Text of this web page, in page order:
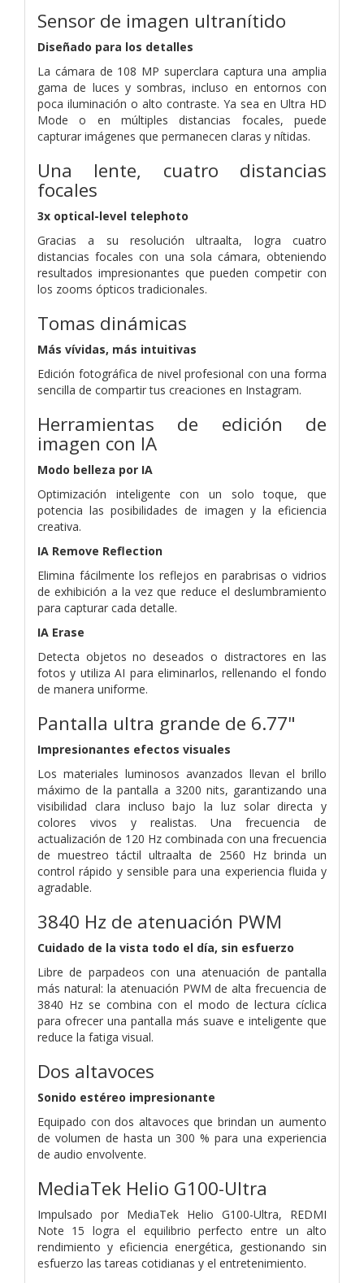
Sensor de imagen ultranítido
Diseñado para los detalles
La cámara de 108 MP superclara captura una amplia
gama de luces y sombras, incluso en entornos con
poca iluminación o alto contraste. Ya sea en Ultra HD
Mode o en múltiples distancias focales, puede
capturar imágenes que permanecen claras y nítidas.
Una lente, cuatro distancias
focales
3x optical-level telephoto
Gracias a su resolución ultraalta, logra cuatro
distancias focales con una sola cámara, obteniendo
resultados impresionantes que pueden competir con
los zooms ópticos tradicionales.
Tomas dinámicas
Más vívidas, más intuitivas
Edición fotográfica de nivel profesional con una forma
sencilla de compartir tus creaciones en Instagram.
Herramientas de edición de
imagen con IA
Modo belleza por IA
Optimización inteligente con un solo toque, que
potencia las posibilidades de imagen y la eficiencia
creativa.
IA Remove Reflection
Elimina fácilmente los reflejos en parabrisas o vidrios
de exhibición a la vez que reduce el deslumbramiento
para capturar cada detalle.
IA Erase
Detecta objetos no deseados o distractores en las
fotos y utiliza AI para eliminarlos, rellenando el fondo
de manera uniforme.
Pantalla ultra grande de 6.77"
Impresionantes efectos visuales
Los materiales luminosos avanzados llevan el brillo
máximo de la pantalla a 3200 nits, garantizando una
visibilidad clara incluso bajo la luz solar directa y
colores vivos y realistas. Una frecuencia de
actualización de 120 Hz combinada con una frecuencia
de muestreo táctil ultraalta de 2560 Hz brinda un
control rápido y sensible para una experiencia fluida y
agradable.
3840 Hz de atenuación PWM
Cuidado de la vista todo el día, sin esfuerzo
Libre de parpadeos con una atenuación de pantalla
más natural: la atenuación PWM de alta frecuencia de
3840 Hz se combina con el modo de lectura cíclica
para ofrecer una pantalla más suave e inteligente que
reduce la fatiga visual.
Dos altavoces
Sonido estéreo impresionante
Equipado con dos altavoces que brindan un aumento
de volumen de hasta un 300 % para una experiencia
de audio envolvente.
MediaTek Helio G100-Ultra
Impulsado por MediaTek Helio G100-Ultra, REDMI
Note 15 logra el equilibrio perfecto entre un alto
rendimiento y eficiencia energética, gestionando sin
esfuerzo las tareas cotidianas y el entretenimiento.